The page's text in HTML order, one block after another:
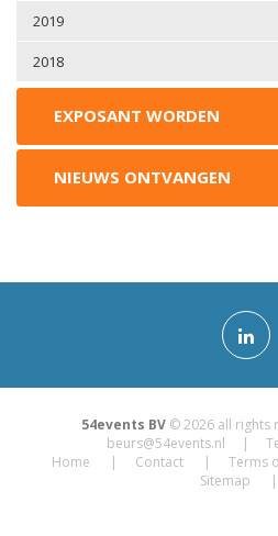
2019
2018
EXPOSANT WORDEN
NIEUWS ONTVANGEN
54events BV © 2026 all
beurs@54events.nl | Tel:
Home
Contact Terms
Sitemap